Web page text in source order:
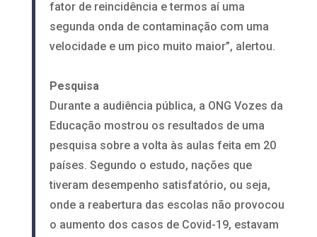
fator de reincidência e termos aí uma
segunda onda de contaminação com uma
velocidade e um pico muito maior”, alertou.
Pesquisa
Durante a audiência pública, a ONG Vozes da
Educação mostrou os resultados de uma
pesquisa sobre a volta às aulas feita em 20
países. Segundo o estudo, nações que
tiveram desempenho satisfatório, ou seja,
onde a reabertura das escolas não provocou
o aumento dos casos de Covid-19, estavam